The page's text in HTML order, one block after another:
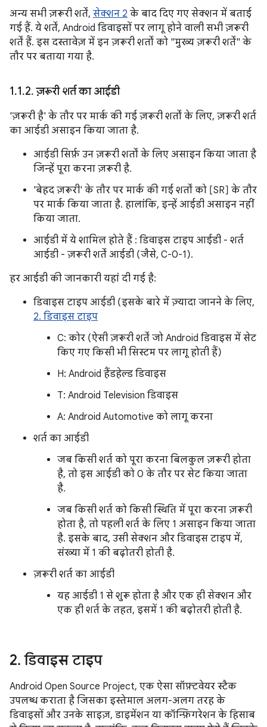
अन्य सभी ज़रूरी शर्तें, सेक्शन 2 के बाद दिए गए सेक्शन में बताई
गई हैं. ये शर्तें, Android डिवाइसों पर लागू होने वाली सभी ज़रूरी
शर्तें हैं. इस दस्तावेज़ में इन ज़रूरी शर्तों को "मुख्य ज़रूरी शर्तें" के
तौर पर बताया गया है.
1.1.2.ज़रूरी शर्त का आईडी
'ज़रूरी है' के तौर पर मार्क की गई ज़रूरी शर्तों के लिए, ज़रूरी शर्त
का आईडी असाइन किया जाता है.
आईडी सिर्फ़ उन ज़रूरी शर्तों के लिए असाइन किया जाता है
जिन्हें पूरा करना ज़रूरी है.
'बेहद ज़रूरी' के तौर पर मार्क की गई शर्तों को [SR] के तौर
पर मार्क किया जाता है. हालांकि, इन्हें आईडी असाइन नहीं
किया जाता.
आईडी में ये शामिल होते हैं : डिवाइस टाइप आईडी - शर्त
आईडी - ज़रूरी शर्तें आईडी (जैसे, C-0-1).
हर आईडी की जानकारी यहां दी गई है:
डिवाइस टाइप आईडी (इसके बारे में ज़्यादा जानने के लिए,
2. डिवाइस टाइप
C: कोर (ऐसी ज़रूरी शर्तें जो Android डिवाइस में सेट
किए गए किसी भी सिस्टम पर लागू होती हैं)
H: Android हैंडहेल्ड डिवाइस
T: Android Television डिवाइस
A: Android Automotive को लागू करना
शर्त का आईडी
जब किसी शर्त को पूरा करना बिलकुल ज़रूरी होता
है, तो इस आईडी को 0 के तौर पर सेट किया जाता
है.
जब किसी शर्त को किसी स्थिति में पूरा करना ज़रूरी
होता है, तो पहली शर्त के लिए 1 असाइन किया जाता
है. इसके बाद, उसी सेक्शन और डिवाइस टाइप में,
संख्या में 1 की बढ़ोतरी होती है.
ज़रूरी शर्त का आईडी
यह आईडी 1 से शुरू होता है और एक ही सेक्शन और
एक ही शर्त के तहत, इसमें 1 की बढ़ोतरी होती है.
2. डिवाइस टाइप
Android Open Source Project, एक ऐसा सॉफ़्टवेयर स्टैक
उपलब्ध कराता है जिसका इस्तेमाल अलग-अलग तरह के
डिवाइसों और उनके साइज़, डाइमेंशन या कॉन्फ़िगरेशन के हिसाब